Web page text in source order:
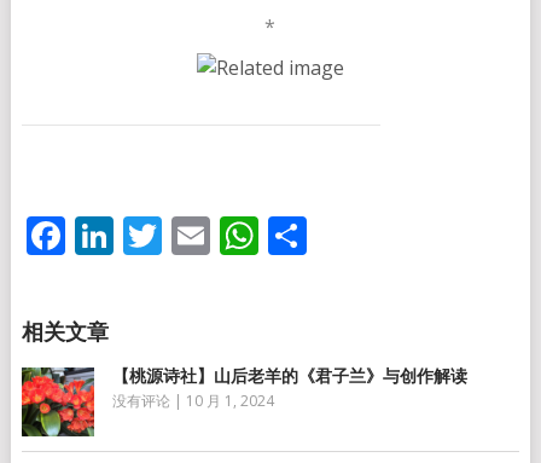
*
Facebook
LinkedIn
Twitter
EmailWhatsApp
分
【桃源诗社】山后老羊的《君子兰》与创作解读
没有评论 | 10 月 1, 2024